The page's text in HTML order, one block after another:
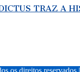
TRAZ A
os direitos reservados